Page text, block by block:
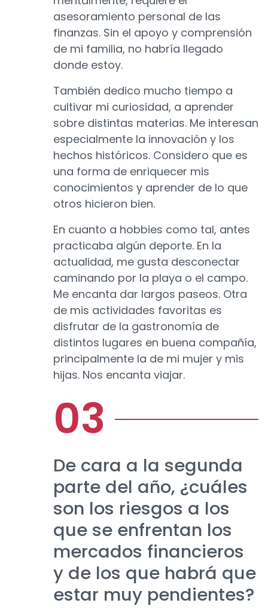
asesoramiento personal de las
finanzas. Sin el apoyo y comprensión
de mi familia, no habría llegado
donde estoy.
También dedico mucho tiempo a
cultivar mi curiosidad, a aprender
sobre distintas materias. Me interesan
especialmente la innovación y los
hechos históricos. Considero que es
una forma de enriquecer mis
conocimientos y aprender de lo que
otros hicieron bien.
En cuanto a hobbies como tal, antes
practicaba algún deporte. En la
actualidad, me gusta desconectar
caminando por la playa o el campo.
Me encanta dar largos paseos. Otra
de mis actividades favoritas es
disfrutar de la gastronomía de
distintos lugares en buena compañía,
principalmente la de mi mujer y mis
hijas. Nos encanta viajar.
De cara a la segunda
parte del año, ¿cuáles
son los riesgos a los
que se enfrentan los
mercados financieros
y de los que habrá que
estar muy pendientes?